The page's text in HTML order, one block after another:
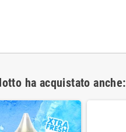
ha acquistato anche: